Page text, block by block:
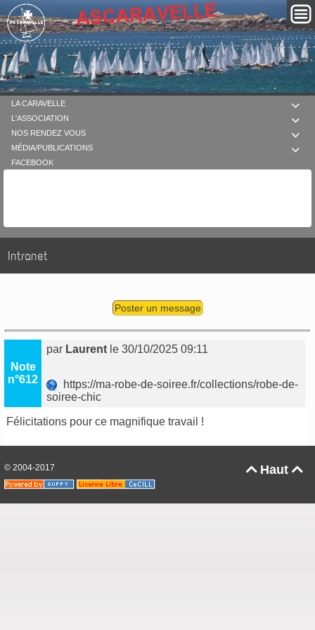

LA CARAVELLE

L'ASSOCIATION

NOS RENDEZ VOUS

MÉDIA/PUBLICATIONS
FACEBOOK
Intranet
Poster un message
Note
n°612
par Laurent le 30/10/2025 09:11
https://ma-robe-de-soiree.fr/collections/robe-de-
soiree-chic
Félicitations pour ce magnifique travail !
Haut 
© 2004-2017